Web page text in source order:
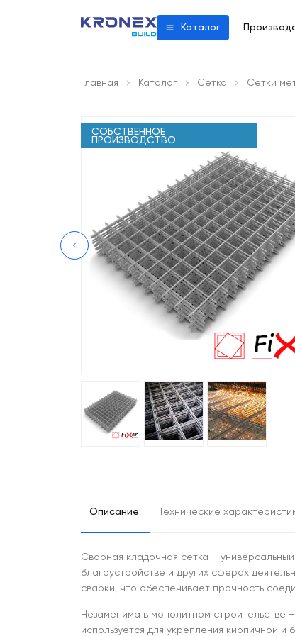
Каталог
Главная Каталог Сетка Сетки
СОБСТВЕННОЕ
ПРОИЗВОДСТВО
Описание Технические
Сварная кладочная сетка –
благоустройстве и других сферах
сварки, что обеспечивает прочность
Незаменима в монолитном строительстве
используется для укрепления кирпичной и